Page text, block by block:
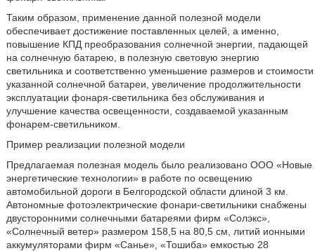
Таким образом, применение данной полезной модели
обеспечивает достижение поставленных целей, а именно,
повышение КПД преобразования солнечной энергии, падающей
на солнечную батарею, в полезную световую энергию
светильника и соответственно уменьшение размеров и стоимости
указанной солнечной батареи, увеличение продолжительности
эксплуатации фонаря-светильника без обслуживания и
улучшение качества освещенности, создаваемой указанным
фонарем-светильником.
Пример реализации полезной модели
Предлагаемая полезная модель было реализовано ООО «Новые
энергетические технологии» в работе по освещению
автомобильной дороги в Белгородской области длиной 3 км.
Автономные фотоэлектрические фонари-светильники снабжены
двусторонними солнечными батареями фирм «Солэкс»,
«Солнечный ветер» размером 158,5 на 80,5 см, литий ионными
аккумуляторами фирм «Санье», «Тошиба» емкостью 28